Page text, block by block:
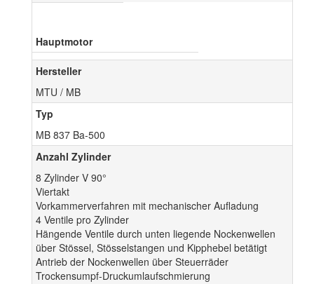
Hauptmotor
Hersteller
MTU / MB
Typ
MB 837 Ba-500
Anzahl Zylinder
8 Zylinder V 90°
Viertakt
Vorkammerverfahren mit mechanischer Aufladung
4 Ventile pro Zylinder
Hängende Ventile durch unten liegende Nockenwellen
über Stössel, Stösselstangen und Kipphebel betätigt
Antrieb der Nockenwellen über Steuerräder
Trockensumpf-Druckumlaufschmierung